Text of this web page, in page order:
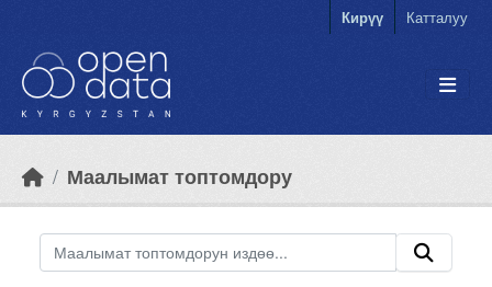
Кирүү Катталуу
Маалымат топтомдору